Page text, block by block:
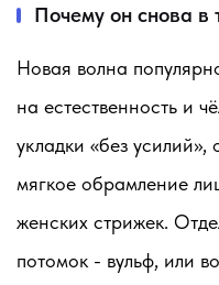
Почему он снова в
Новая волна
на естественность и
укладки «без
мягкое обрамление
женских стрижек.
потомок - вульф, или